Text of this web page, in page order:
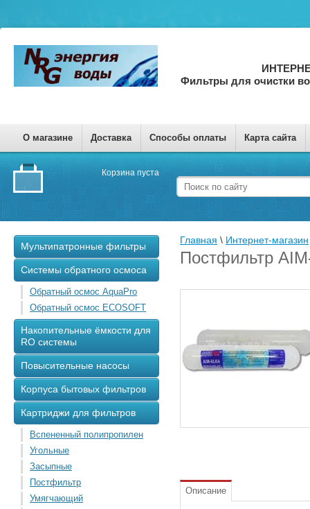
Фильтры для очистки
О магазине Доставка Способы оплаты Карта сайта
Корзина пуста
Мультипатронные фильтры
Системы обратного осмоса
Обратный осмос AquaPro
Обратный осмос ECOSOFT
Накопительные ёмкости для
RO системы
Повысительные насосы
Корпуса бытовых фильтров
Картриджи для фильтров
Вспененный полипропилен
Угольные
Засыпные
Постфильтр
Умягчающий
Главная \ Интернет-магазин
Постфильтр
Описание